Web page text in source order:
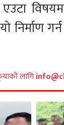
निर्माण
लागि